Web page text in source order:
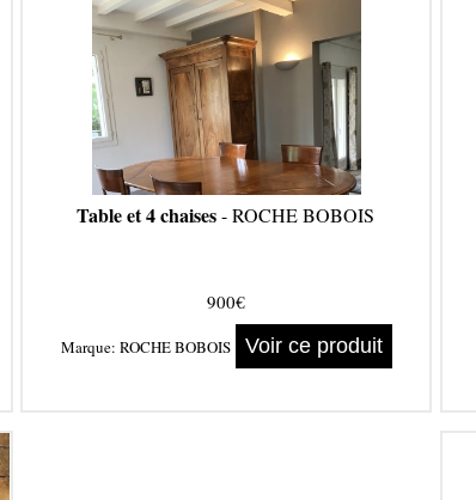
Table et 4 chaises- ROCHE BOBOIS
900€
Marque: ROCHE BOBOIS Voir ce produit